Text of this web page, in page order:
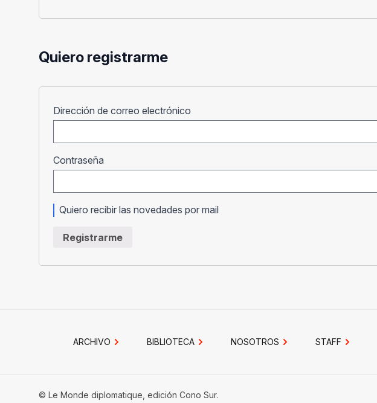
Quiero registrarme
Dirección de correo electrónico
Contraseña
Quiero recibir las novedades por mail
Registrarme
ARCHIVO BIBLIOTECA NOSOTROS STAFF
© Le Monde diplomatique, edición Cono Sur.